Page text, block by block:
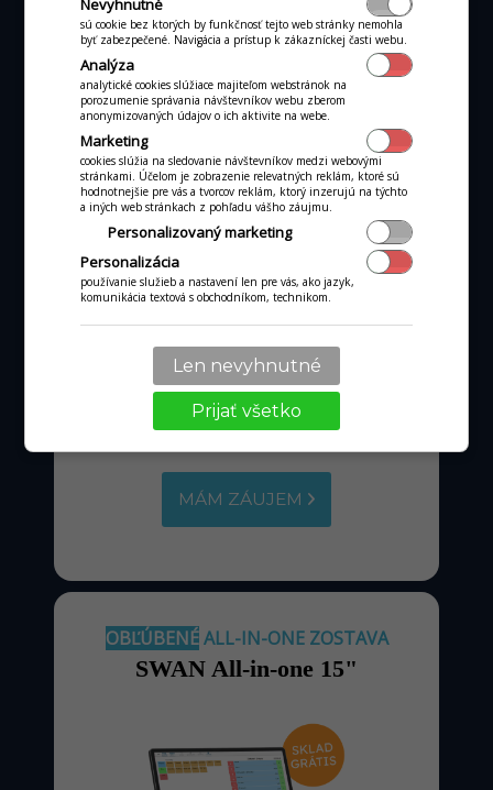
All-in-one P3MIX
od 36 €
pri obrate kartou nad tisíc €
MÁM ZÁUJEM
OBĽÚBENÉALL-IN-ONE ZOSTAVA
SWAN All-in-one 15"
Nevyhnutné
sú cookie bez ktorých by funkčnosť tejto web stránky nemohla
byť zabezpečené. Navigácia a prístup k zákazníckej časti webu.
Analýza
analytické cookies slúžiace majiteľom webstránok na
porozumenie správania návštevníkov webu zberom
anonymizovaných údajov o ich aktivite na webe.
Marketing
cookies slúžia na sledovanie návštevníkov medzi webovými
stránkami. Účelom je zobrazenie relevatných reklám, ktoré sú
hodnotnejšie pre vás a tvorcov reklám, ktorý inzerujú na týchto
a iných web stránkach z pohľadu vášho záujmu.
Personalizovaný marketing
Personalizácia
používanie služieb a nastavení len pre vás, ako jazyk,
komunikácia textová s obchodníkom, technikom.
Len nevyhnutné
Prijať všetko